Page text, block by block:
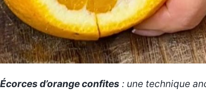
Écorces d’orange confites : une technique